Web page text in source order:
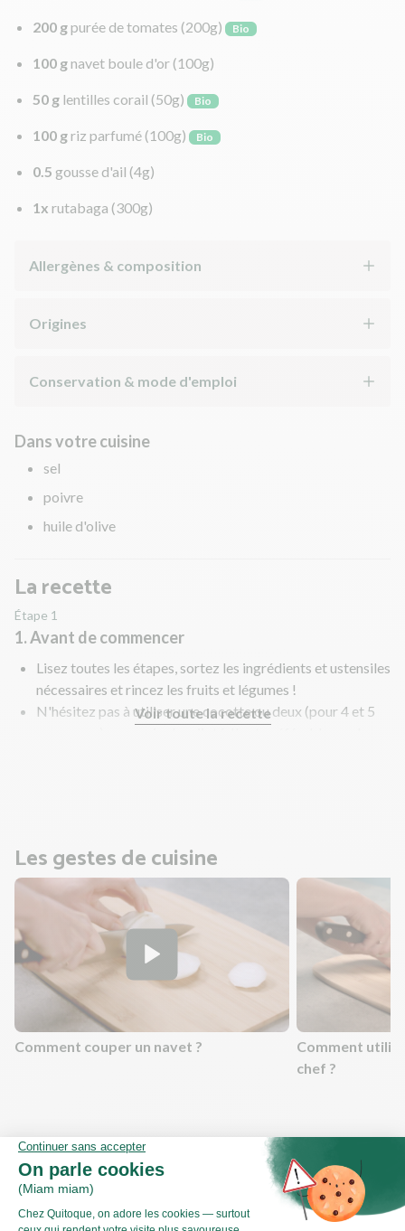
200 gpurée de tomates (200g) Bio
100 gnavet boule d'or (100g)
50 g lentilles corail (50g) Bio
100 griz parfumé (100g) Bio
0.5 gousse d'ail (4g)
1x rutabaga (300g)
Allergènes & composition
Origines
Conservation & mode d'emploi
Dans votre cuisine
sel
poivre
huile d'olive
La recette
Étape 1
1. Avant de commencer
Lisez toutes les étapes, sortez les ingrédients et ustensiles
nécessaires et rincez les fruits et légumes !
N'hésitez pas à utiliser une cocotte ou deux (pour 4 et 5
Voir toute la recette
Les gestes de cuisine
Comment couper un navet ?
Comment
chef ?
Valeurs nutritionnelles
Par personne Pour 100g